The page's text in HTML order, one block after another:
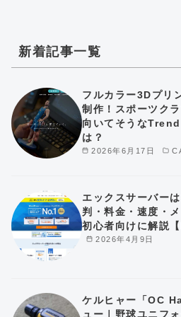
新着記事一覧
2026年6月17日
フルカラー3Dプリ
制作！スポーツク
向いてそうな
は？
2026年4月9日
エックスサーバー
判・料金・速度・
初心者向けに解説【
ケルヒャー「OC
ュー｜野球ユニフ